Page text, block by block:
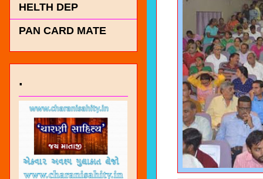
HELTH DEP
PAN CARD MATE
.